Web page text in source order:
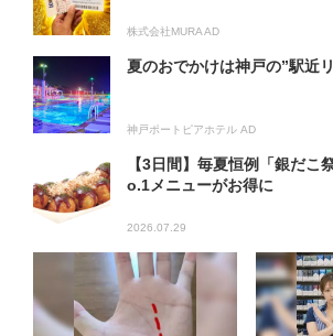
株式会社MURA AD
夏のおでかけは神戸の”駅近
神戸ポートピアホテル AD
【3日間】毎夏恒例「銀だこ
o.1メニューがお得に
2026.07.29